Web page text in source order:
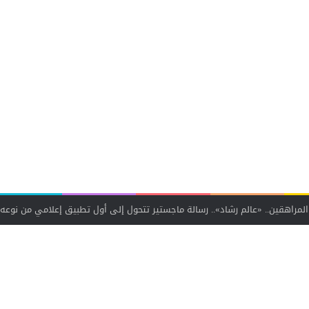
«عالم رشاد».. رسالة ماجستير تتحول إلى أول تطبيق إعلامي من